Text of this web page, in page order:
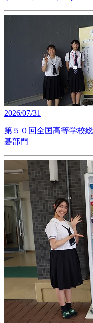
2026/07/31
第５０回全国高等学校
碁部門